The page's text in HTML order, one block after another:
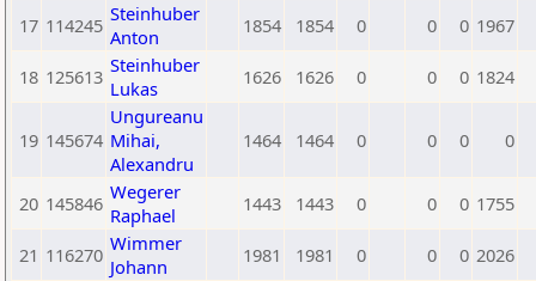
17 114245 Steinhuber
Anton
1854 1854 0 0 0 1967
18 125613 Steinhuber
Lukas
1626 1626 0 0 0 1824
19 145674
Ungureanu
Mihai,
Alexandru
1464 1464 0 0 0 0
20 145846 Wegerer
Raphael
1443 1443 0 0 0 1755
21 116270 Wimmer
Johann
1981 1981 0 0 0 2026